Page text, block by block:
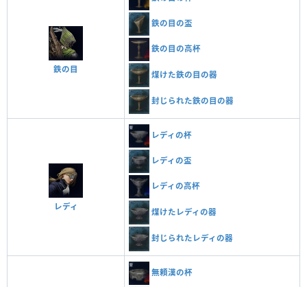
鉄の目
鉄の目の盃
鉄の目の高杯
煤けた鉄の目の器
封じられた鉄の目の器
レディ
レディの杯
レディの盃
レディの高杯
煤けたレディの器
封じられたレディの器
無頼漢の杯